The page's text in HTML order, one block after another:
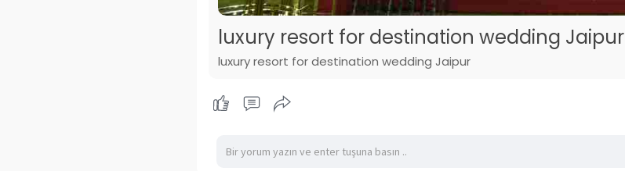
luxury resort for destination wedding Jaipur
luxury resort for destination wedding Jaipur